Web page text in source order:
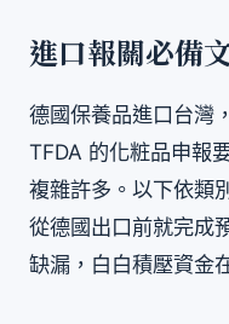
進口報關必備
德國保養品進口台灣
TFDA 的化粧品申報
複雜許多。以下依類
從德國出口前就完成
缺漏，白白積壓資金